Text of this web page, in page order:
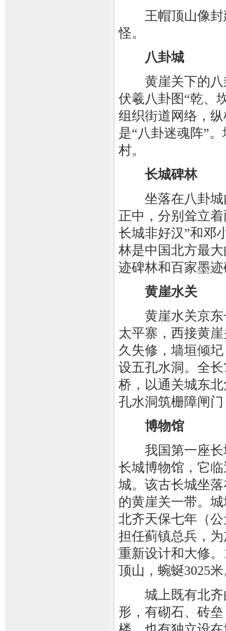
王帽顶山像封
怪。
八卦城
黄崖关下的八
伏羲八卦图“乾、
组织街道网络，
是“八卦迷魂阵”
村。
长城碑林
坐落在八卦城
正中，分别耸立
长城非好汉”和邓
林是中国北方最
迹碑林和百家墨
黄崖水关
黄崖水关京东
太平寨，西接黄
久失修，墙垣倾
设五孔水洞。全
桥，以通关城东
孔水洞筑栅障闸
博物馆
我国第一座长
长城博物馆，它
城。该古长城坐
的黄崖关一带。
北齐天保七年（
担任蓟镇总兵，
重新设计和大修
顶山，蜿蜒3025
城上既有北齐
形，有砌石、砖